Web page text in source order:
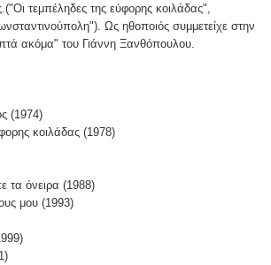
τεμπέληδες της εύφορης κοιλάδας",
Ως ηθοποιός συμμετείχε στην
ακόμα" του Γιάννη Ξανθόπουλου.
(1974)
κοιλάδας (1978)
τα όνειρα (1988)
μου (1993)